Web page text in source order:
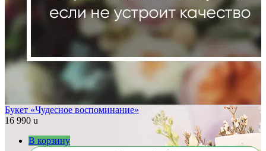
Букет «Чудесное воспоминание»
16 990 u
В корзину